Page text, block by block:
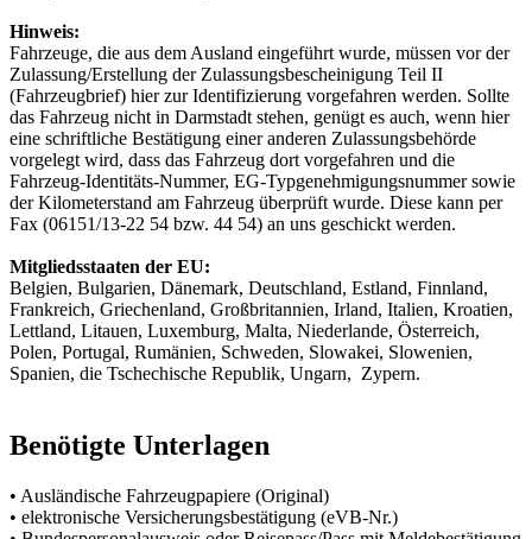
Hinweis:
Fahrzeuge, die aus dem Ausland eingeführt wurde, müssen vor der
Zulassung/Erstellung der Zulassungsbescheinigung Teil II
(Fahrzeugbrief) hier zur Identifizierung vorgefahren werden. Sollte
das Fahrzeug nicht in Darmstadt stehen, genügt es auch, wenn hier
eine schriftliche Bestätigung einer anderen Zulassungsbehörde
vorgelegt wird, dass das Fahrzeug dort vorgefahren und die
Fahrzeug-Identitäts-Nummer, EG-Typgenehmigungsnummer sowie
der Kilometerstand am Fahrzeug überprüft wurde. Diese kann per
Fax (06151/13-22 54 bzw. 44 54) an uns geschickt werden.
Mitgliedsstaaten der EU:
Belgien, Bulgarien, Dänemark, Deutschland, Estland, Finnland,
Frankreich, Griechenland, Großbritannien, Irland, Italien, Kroatien,
Lettland, Litauen, Luxemburg, Malta, Niederlande, Österreich,
Polen, Portugal, Rumänien, Schweden, Slowakei, Slowenien,
Spanien, die Tschechische Republik, Ungarn, Zypern.
Benötigte Unterlagen
• Ausländische Fahrzeugpapiere (Original)
• elektronische Versicherungsbestätigung (eVB-Nr.)